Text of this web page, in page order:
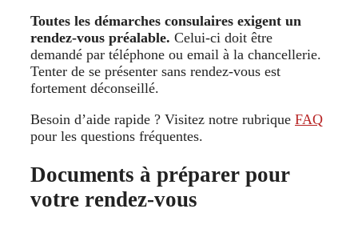
Toutes les démarches consulaires exigent un
rendez-vous préalable. Celui-ci doit être
demandé par téléphone ou email à la chancellerie.
Tenter de se présenter sans rendez-vous est
fortement déconseillé.
Besoin d’aide rapide ? Visitez notre rubrique FAQ
pour les questions fréquentes.
Documents à préparer pour
votre rendez-vous